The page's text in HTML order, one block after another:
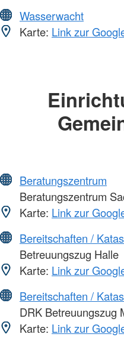
Wasserwacht
Karte: Link zur
Beratungszentrum
Beratungszentrum
Karte: Link zur
Bereitschaften /
Betreuungszug Halle
Karte: Link zur
Bereitschaften /
DRK Betreuungszug
Karte: Link zur